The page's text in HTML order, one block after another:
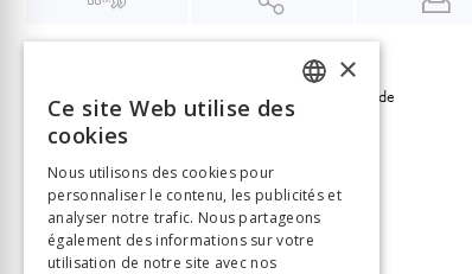
Auteur
Diesbach-Dolder Stéphanie de
Éditeur
ISBN
9782889304448
Langue
Français
Collection
Transmission des savoirs
Nombre de pages
328
ITALIAN
×
Ce site Web utilise des
cookies
Nous utilisons des cookies pour
personnaliser le contenu, les publicités et
analyser notre trafic. Nous partageons
également des informations sur votre
utilisation de notre site avec nos